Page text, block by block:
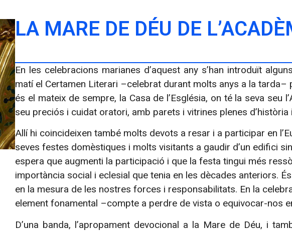
LA MARE DE DÉU DE
En les celebracions marianes d’aquest any s’han introduït
matí el Certamen Literari –celebrat durant molts anys a la
és el mateix de sempre, la Casa de l’Església, on té la seva seu
seu preciós i cuidat oratori, amb parets i vitrines plenes
Allí hi coincideixen també molts devots a resar i a participar en
seves festes domèstiques i molts visitants a gaudir d’un edifici
espera que augmenti la participació i que la festa tingui més
importància social i eclesial que tenia en les dècades anteriors.
en la mesura de les nostres forces i responsabilitats. En la
element fonamental –compte a perdre de vista o equivocar-nos
D’una banda, l’apropament devocional a la Mare de Déu, i